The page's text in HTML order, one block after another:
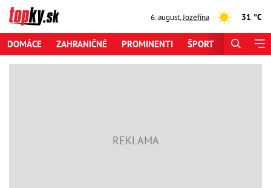
6. august,Jozefína 31 °C
DOMÁCE ZAHRANIČNÉ PROMINENTI ŠPORT